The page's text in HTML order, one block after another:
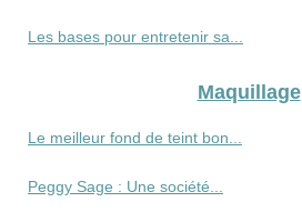
Les bases pour entretenir sa...
Maquillage
Le meilleur fond de teint bon...
Peggy Sage : Une société...